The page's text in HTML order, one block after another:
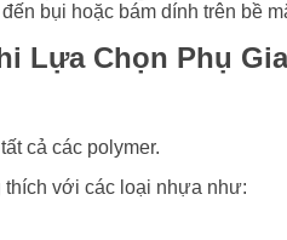
bụi hoặc bám dính trên bề
Lựa Chọn Phụ
cả các polymer.
với các loại nhựa như: